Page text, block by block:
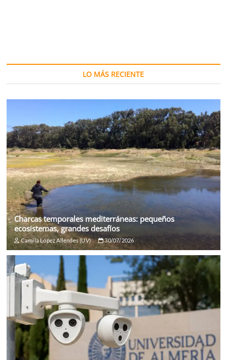
LO MÁS RECIENTE
Charcas temporales mediterráneas: pequeños
ecosistemas, grandes desafíos
Camila López Allendes (UV) 30/07/2026